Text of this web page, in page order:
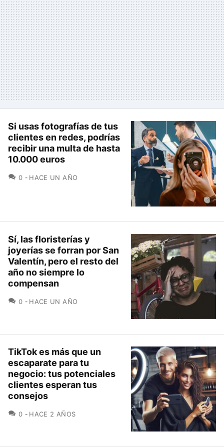
Si usas fotografías de tus
clientes en redes, podrías
recibir una multa de hasta
10.000 euros
0 COMENTARIOS
HACE UN AÑO
Sí, las floristerías y
joyerías se forran por San
Valentín, pero el resto del
año no siempre lo
compensan
0 COMENTARIOS
HACE UN AÑO
TikTok es más que un
escaparate para tu
negocio: tus potenciales
clientes esperan tus
consejos
0 COMENTARIOS
HACE 2 AÑOS